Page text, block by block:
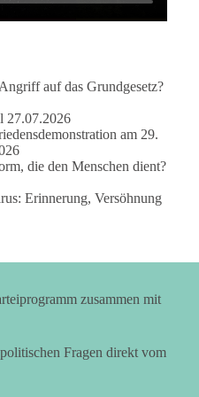
#WEF
etwas anderes ist
und
in Sachfragen bedeutet
geprüft.
auf das Grundgesetz?
27.07.2026
am 29.
die den Menschen dient?
Erinnerung, Versöhnung
zusammen mit
Fragen direkt vom